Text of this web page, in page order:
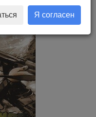
Я согласен